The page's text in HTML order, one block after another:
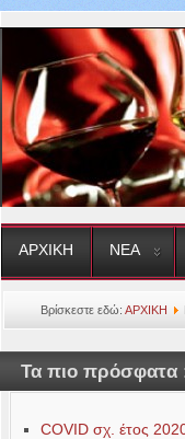
ΑΡΧΙΚΗ ΝΕΑ
Βρίσκεστε εδώ:ΑΡΧΙΚΗ
Τα πιο πρόσφατα
COVID σχ. έτος